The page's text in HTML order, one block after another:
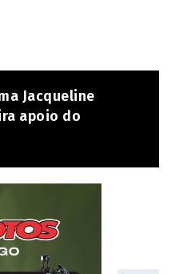
Jacqueline
apoio do